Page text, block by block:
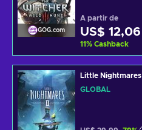
GOG.com
A partir de
US$ 12,06
11% Cashback
Little Nightmares
GLOBAL